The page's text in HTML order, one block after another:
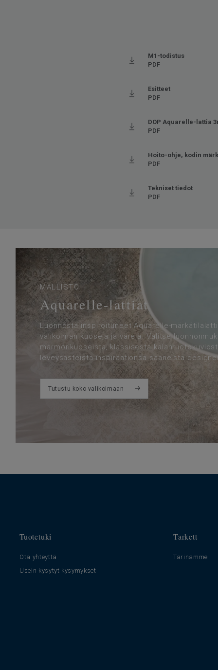
M1-todistus
PDF
Esitteet
PDF
DOP Aquarelle-lattia
PDF
Hoito-ohje, kodin
PDF
Tekniset tiedot
PDF
MALLISTO
Aquarelle-lattiat
Luonnosta inspiroituneet Aquarelle-
valikoiman kuoseja ja värejä. Valitse
marmorikuoseista, klassisesta
leveysasteista inspiraationsa saaneista
Tutustu koko valikoimaan
Tuotetuki
Ota yhteyttä
Usein kysytyt kysymykset
Tarkett
Tarinamme